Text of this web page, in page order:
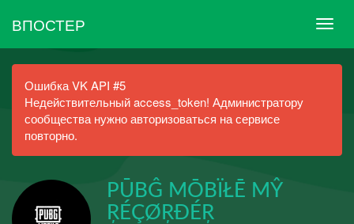
ВПОСТЕР
Ошибка VK API #5
Недействительный access_token! Администратору
сообщества нужно авторизоваться на сервисе
повторно.
PŪBĜ MŌBÏŁĒ MŶ
ŖÉÇØŖÐÉŖ